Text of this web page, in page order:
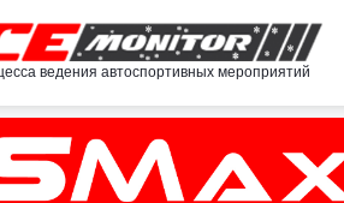
ведения автоспортивных мероприятий